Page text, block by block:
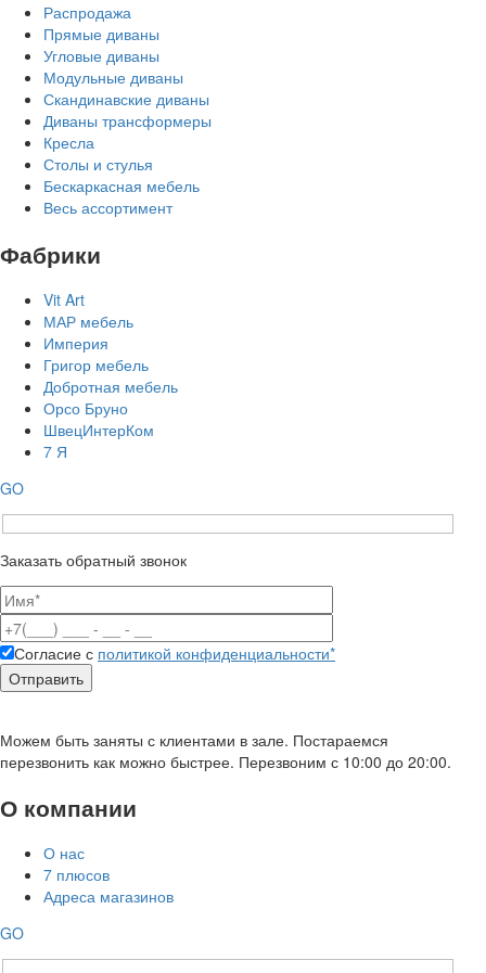
Распродажа
Прямые диваны
Угловые диваны
Модульные диваны
Скандинавские диваны
Диваны трансформеры
Кресла
Столы и стулья
Бескаркасная мебель
Весь ассортимент
Фабрики
Vit Art
МАР мебель
Империя
Григор мебель
Добротная мебель
Орсо Бруно
ШвецИнтерКом
7 Я
GO
Заказать обратный звонок
Согласие с политикой конфиденциальности*
Можем быть заняты с клиентами в зале. Постараемся
перезвонить как можно быстрее. Перезвоним с 10:00 до 20:00.
О компании
О нас
7 плюсов
Адреса магазинов
GO